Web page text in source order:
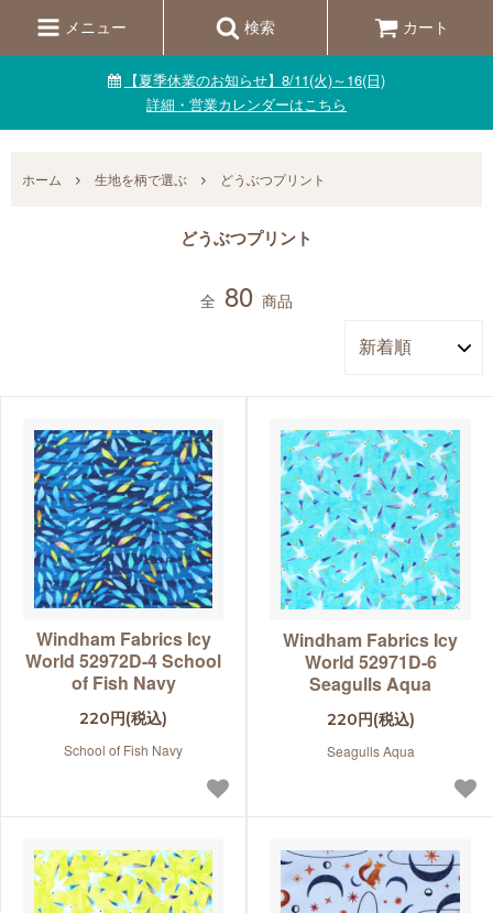
メニュー 検索 カート
【夏季休業のお知らせ】8/11(火)～16(日)
詳細・営業カレンダーはこちら
ホーム 生地を柄で選ぶ どうぶつプリント
どうぶつプリント
全 80 商品
Windham Fabrics Icy
World 52972D-4 School
of Fish Navy
220円(税込)
School of Fish Navy
Windham Fabrics Icy
World 52971D-6
Seagulls Aqua
220円(税込)
Seagulls Aqua